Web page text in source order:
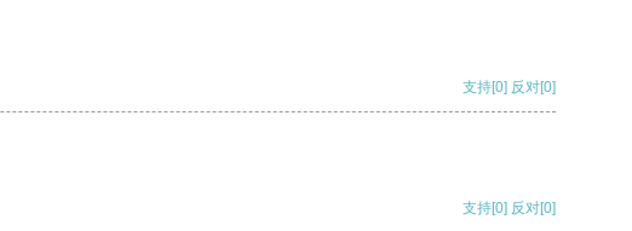
支持[0] 反对[0]
支持[0] 反对[0]